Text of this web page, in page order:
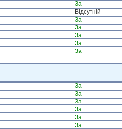
За
Відсутній
За
За
За
За
За
За
За
За
За
За
За